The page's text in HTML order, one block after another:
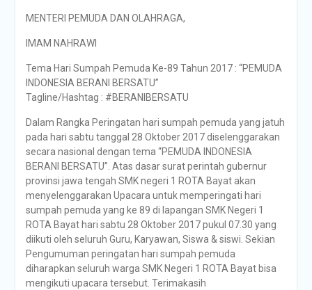
MENTERI PEMUDA DAN OLAHRAGA,
IMAM NAHRAWI
Tema Hari Sumpah Pemuda Ke-89 Tahun 2017 : “PEMUDA
INDONESIA BERANI BERSATU”
Tagline/Hashtag : #BERANIBERSATU
Dalam Rangka Peringatan hari sumpah pemuda yang jatuh
pada hari sabtu tanggal 28 Oktober 2017 diselenggarakan
secara nasional dengan tema “PEMUDA INDONESIA
BERANI BERSATU”. Atas dasar surat perintah gubernur
provinsi jawa tengah SMK negeri 1 ROTA Bayat akan
menyelenggarakan Upacara untuk memperingati hari
sumpah pemuda yang ke 89 di lapangan SMK Negeri 1
ROTA Bayat hari sabtu 28 Oktober 2017 pukul 07.30 yang
diikuti oleh seluruh Guru, Karyawan, Siswa & siswi. Sekian
Pengumuman peringatan hari sumpah pemuda
diharapkan seluruh warga SMK Negeri 1 ROTA Bayat bisa
mengikuti upacara tersebut. Terimakasih